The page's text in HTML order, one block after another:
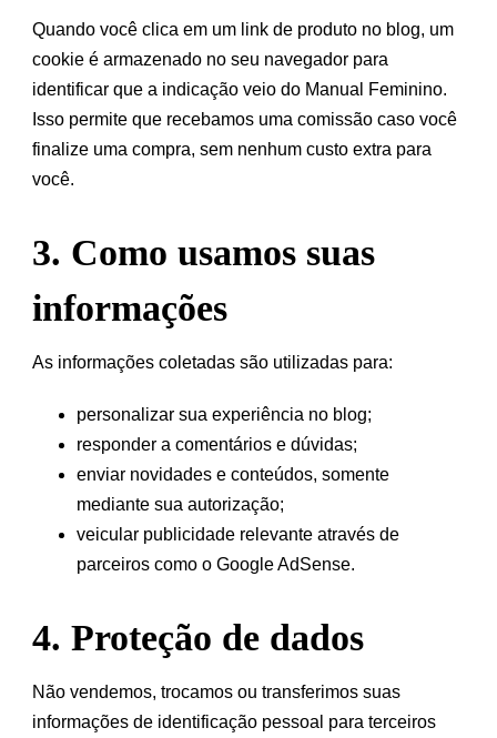
Quando você clica em um link de produto no blog, um
cookie é armazenado no seu navegador para
identificar que a indicação veio do Manual Feminino.
Isso permite que recebamos uma comissão caso você
finalize uma compra, sem nenhum custo extra para
você.
3. Como usamos suas
informações
As informações coletadas são utilizadas para:
personalizar sua experiência no blog;
responder a comentários e dúvidas;
enviar novidades e conteúdos, somente
mediante sua autorização;
veicular publicidade relevante através de
parceiros como o Google AdSense.
4. Proteção de dados
Não vendemos, trocamos ou transferimos suas
informações de identificação pessoal para terceiros